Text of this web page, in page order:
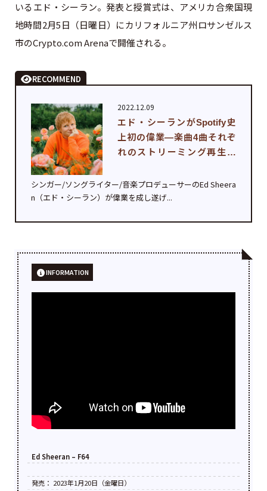
いるエド・シーラン。発表と授賞式は、アメリカ合衆国現
地時間2月5日（日曜日）にカリフォルニア州ロサンゼルス
市のCrypto.com Arenaで開催される。
RECOMMEND
2022.12.09
エド・シーランがSpotify史
上初の偉業—楽曲4曲それぞ
れのストリーミング再生が
シンガー/ソングライター/音楽プロデューサーのEd Sheera
n（エド・シーラン）が偉業を成し遂げ...
INFORMATION
Ed Sheeran – F64
発売： 2023年1月20日（金曜日）